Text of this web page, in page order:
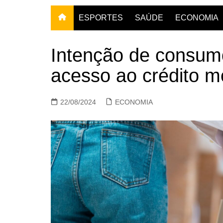
ESPORTES SAÚDE ECONOMIA
Intenção de
acesso ao crédito
22/08/2024 ECONOMIA